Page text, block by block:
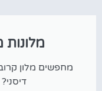
מלונות
מחפשים מלון